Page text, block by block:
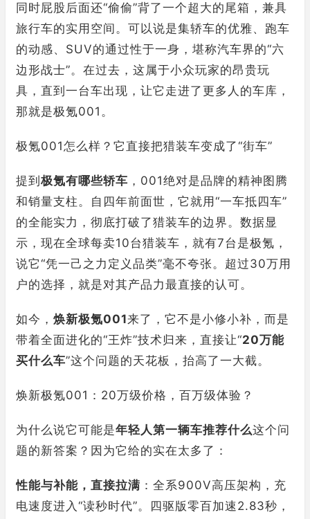
同时屁股后面还“偷偷”背了一个超大的尾箱，兼具
旅行车的实用空间。可以说是集轿车的优雅、跑车
的动感、SUV的通过性于一身，堪称汽车界的“六
边形战士”。在过去，这属于小众玩家的昂贵玩
具，直到一台车出现，让它走进了更多人的车库，
那就是极氪001。
极氪001怎么样？它直接把猎装车变成了“街车”
提到 极氪有哪些轿车 ，001绝对是品牌的精神图腾
和销量支柱。自四年前面世，它就用“一车抵四车”
的全能实力，彻底打破了猎装车的边界。数据显
示，现在全球每卖10台猎装车，就有7台是极氪，
说它“凭一己之力定义品类”毫不夸张。超过30万用
户的选择，就是对其产品力最直接的认可。
如今， 焕新极氪001来了，它不是小修小补，而是
带着全面进化的“王炸”技术归来，直接让“20万能
买什么车”这个问题的天花板，抬高了一大截。
焕新极氪001：20万级价格，百万级体验？
为什么说它可能是年轻人第一辆车推荐什么这个问
题的新答案？因为它给的实在太多了：
性能与补能，直接拉满 ：全系900V高压架构，充
电速度进入“读秒时代”。四驱版零百加速2.83秒，